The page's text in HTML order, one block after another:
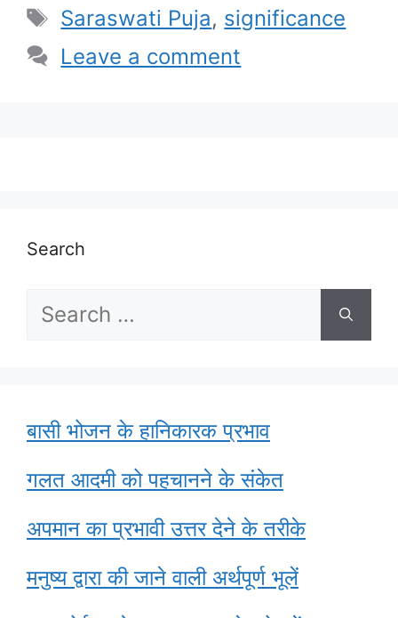
Tags
Saraswati Puja, significance
Leave a comment
Search
Search
बासी भोजन के हानिकारक प्रभाव
गलत आदमी को पहचानने के संकेत
अपमान का प्रभावी उत्तर देने के तरीके
मनुष्य द्वारा की जाने वाली अर्थपूर्ण भूलें